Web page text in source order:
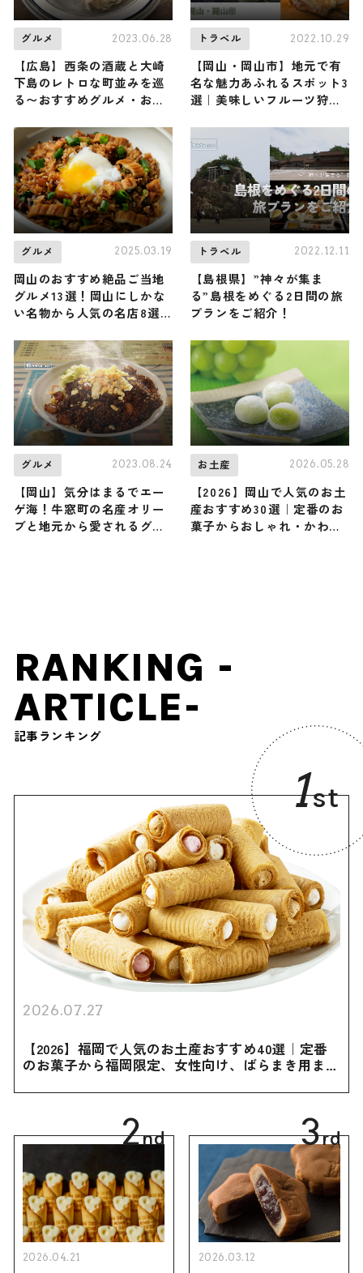
グルメ 2023.06.28
【広島】西条の酒蔵と大崎
下島のレトロな町並みを巡
る〜おすすめグルメ・お
トラベル 2022.10.29
【岡山・岡山市】地元で有
名な魅力あふれるスポット3
選｜美味しいフルーツ狩り
グルメ 2025.03.19
岡山のおすすめ絶品ご当地
グルメ13選！岡山にしかな
い名物から人気の名店8選
トラベル 2022.12.11
【島根県】”神々が集ま
る”島根をめぐる2日間の旅
プランをご紹介！
グルメ 2023.08.24
【岡山】気分はまるでエー
ゲ海！牛窓町の名産オリー
ブと地元から愛されるグル
お土産 2026.05.28
【2026】岡山で人気のお土
産おすすめ30選｜定番のお
菓子からおしゃれ・かわい
RANKING -
ARTICLE-
記事ランキング
1st
2026.07.27
【2026】福岡で人気のお土産おすすめ40選｜定番
のお菓子から福岡限定、女性向け、ばらまき用まで
2nd
2026.04.21
3rd
2026.03.12